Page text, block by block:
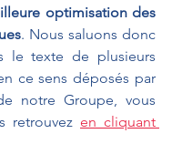
optimisation des
. Nous saluons donc
le texte de plusieurs
ce sens déposés par
notre Groupe, vous
retrouvez en cliquant